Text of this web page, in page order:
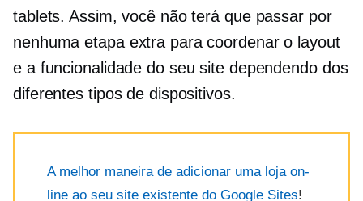
tablets. Assim, você não terá que passar por
nenhuma etapa extra para coordenar o layout
e a funcionalidade do seu site dependendo dos
diferentes tipos de dispositivos.
A melhor maneira de adicionar uma loja on-
line ao seu site existente do Google Sites!